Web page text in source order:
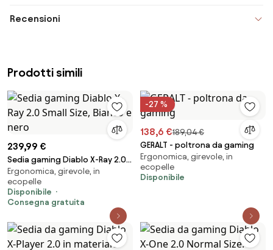
Recensioni
Prodotti simili
239,99 €
Sedia gaming Diablo X-Ray 2.0
Small Size, Bianco e nero
Ergonomica, girevole, in
ecopelle
Disponibile
Consegna gratuita
-27 %
138,6 €189,04 €
GERALT - poltrona da gaming
Ergonomica, girevole, in
ecopelle
Disponibile